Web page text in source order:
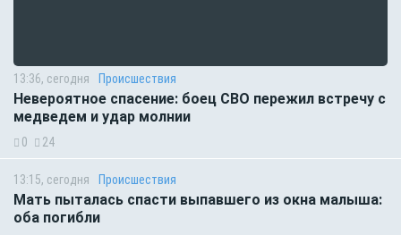
13:36, сегодня Происшествия
Невероятное спасение: боец СВО пережил встречу с
медведем и удар молнии
0 24
13:15, сегодня Происшествия
Мать пыталась спасти выпавшего из окна малыша:
оба погибли